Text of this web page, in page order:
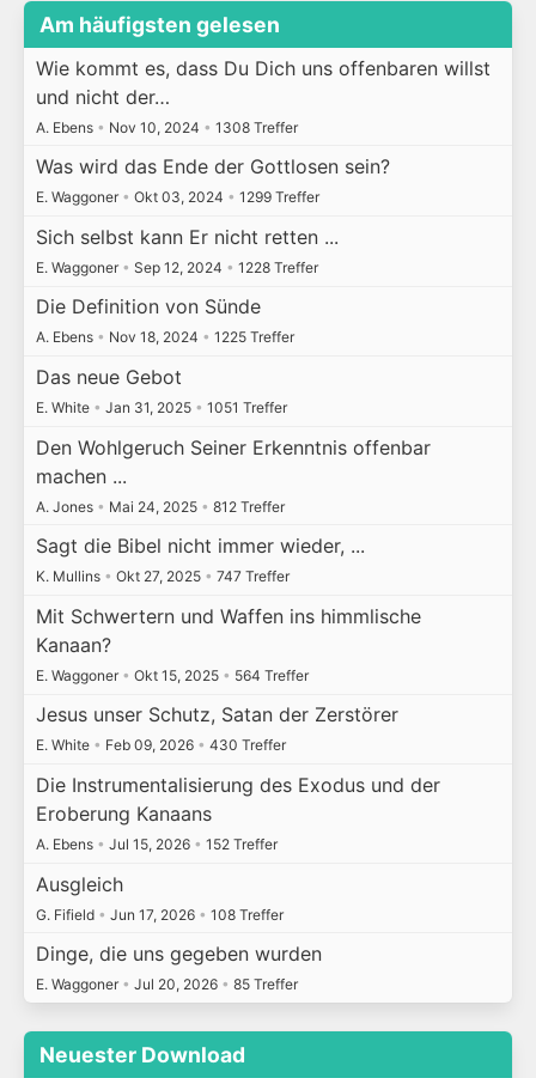
Am häufigsten gelesen
Wie kommt es, dass Du Dich uns offenbaren willst
und nicht der…
A. Ebens • Nov 10, 2024 • 1308 Treffer
Was wird das Ende der Gottlosen sein?
E. Waggoner • Okt 03, 2024 • 1299 Treffer
Sich selbst kann Er nicht retten ...
E. Waggoner • Sep 12, 2024 • 1228 Treffer
Die Definition von Sünde
A. Ebens • Nov 18, 2024 • 1225 Treffer
Das neue Gebot
E. White • Jan 31, 2025 • 1051 Treffer
Den Wohlgeruch Seiner Erkenntnis offenbar
machen ...
A. Jones • Mai 24, 2025 • 812 Treffer
Sagt die Bibel nicht immer wieder, ...
K. Mullins • Okt 27, 2025 • 747 Treffer
Mit Schwertern und Waffen ins himmlische
Kanaan?
E. Waggoner • Okt 15, 2025 • 564 Treffer
Jesus unser Schutz, Satan der Zerstörer
E. White • Feb 09, 2026 • 430 Treffer
Die Instrumentalisierung des Exodus und der
Eroberung Kanaans
A. Ebens • Jul 15, 2026 • 152 Treffer
Ausgleich
G. Fifield • Jun 17, 2026 • 108 Treffer
Dinge, die uns gegeben wurden
E. Waggoner • Jul 20, 2026 • 85 Treffer
Neuester Download